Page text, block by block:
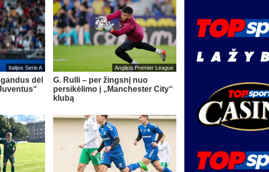
Italijos Serie A
dėl
Anglijos Premier League
G. Rulli – per žingsnį nuo
persikėlimo į „Manchester City“
klubą